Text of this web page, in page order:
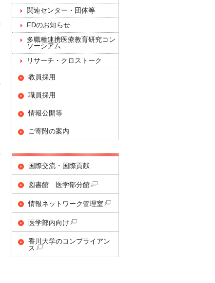
関連センター・団体等
FDのお知らせ
多職種連携医療教育研究コン
ソーシアム
リサーチ・クロストーク
教員採用
職員採用
情報公開等
ご寄附の案内
国際交流・国際貢献
図書館 医学部分館
情報ネットワーク管理室
医学部内向け
香川大学のコンプライアン
ス